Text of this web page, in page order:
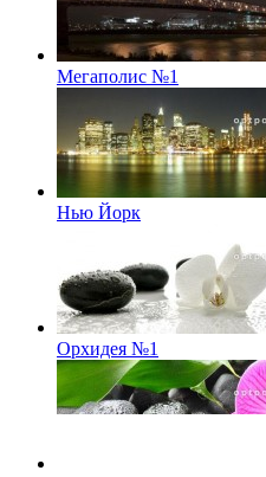
Мегаполис №1
Нью Йорк
Орхидея №1